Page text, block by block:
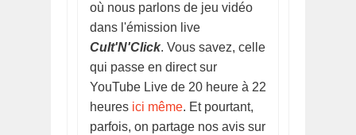
où nous parlons de jeu vidéo
dans l'émission live
Cult'N'Click. Vous savez, celle
qui passe en direct sur
YouTube Live de 20 heure à 22
heures ici même. Et pourtant,
parfois, on partage nos avis sur